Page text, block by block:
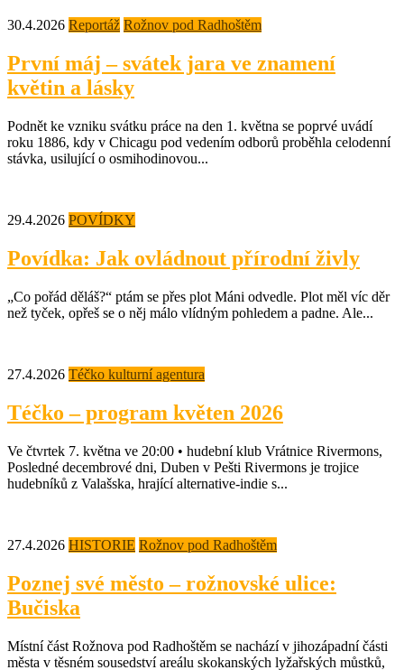
30.4.2026 Reportáž Rožnov pod Radhoštěm
První máj – svátek jara ve znamení
květin a lásky
Podnět ke vzniku svátku práce na den 1. května se poprvé uvádí
roku 1886, kdy v Chicagu pod vedením odborů proběhla celodenní
stávka, usilující o osmihodinovou...
29.4.2026 POVÍDKY
Povídka: Jak ovládnout přírodní živly
„Co pořád děláš?“ ptám se přes plot Máni odvedle. Plot měl víc děr
než tyček, opřeš se o něj málo vlídným pohledem a padne. Ale...
27.4.2026 Téčko kulturní agentura
Téčko – program květen 2026
Ve čtvrtek 7. května ve 20:00 • hudební klub Vrátnice Rivermons,
Posledné decembrové dni, Duben v Pešti Rivermons je trojice
hudebníků z Valašska, hrající alternative-indie s...
27.4.2026 HISTORIE Rožnov pod Radhoštěm
Poznej své město – rožnovské ulice:
Bučiska
Místní část Rožnova pod Radhoštěm se nachází v jihozápadní části
města v těsném sousedství areálu skokanských lyžařských můstků,